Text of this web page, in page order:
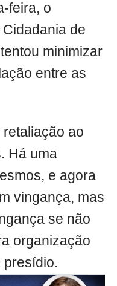
feira, o
de
minimizar
entre as
ao
Há uma
e agora
vingança, mas
se não
organização
presídio.